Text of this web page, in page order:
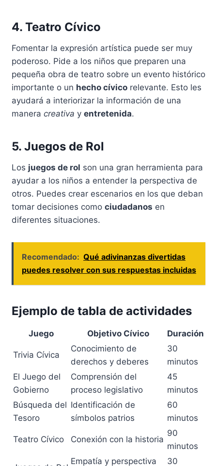
4. Teatro Cívico
Fomentar la expresión artística puede ser muy
poderoso. Pide a los niños que preparen una
pequeña obra de teatro sobre un evento histórico
importante o un hecho cívico relevante. Esto les
ayudará a interiorizar la información de una
manera creativa y entretenida.
5. Juegos de Rol
Los juegos de rol son una gran herramienta para
ayudar a los niños a entender la perspectiva de
otros. Puedes crear escenarios en los que deban
tomar decisiones como ciudadanos en
diferentes situaciones.
Recomendado: Qué adivinanzas divertidas
puedes resolver con sus respuestas incluidas
Ejemplo de tabla de actividades
Juego Objetivo Cívico Duración
Trivia Cívica
Conocimiento de
derechos y deberes
30
minutos
El Juego del
Gobierno
Comprensión del
proceso legislativo
45
minutos
Búsqueda del
Tesoro
Identificación de
símbolos patrios
60
minutos
Teatro Cívico Conexión con la historia
90
minutos
Empatía y perspectiva
30